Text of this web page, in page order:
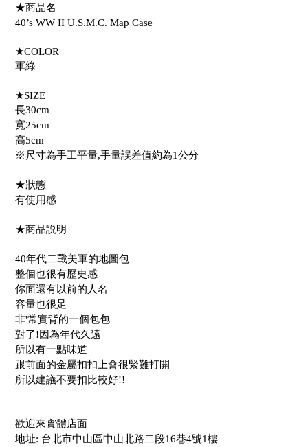
★商品名
40’s WW II U.S.M.C. Map Case
★COLOR
軍綠
★SIZE
長30cm
寬25cm
高5cm
※尺寸為手工平量,手量誤差值約為1公分
★狀態
有使用感
★商品説明
40年代二戰美軍的地圖包
整個也很有歷史感
你面還有以前的人名
容量也很足
非'常實背的一個包包
對了!因為年代久遠
所以有一點味道
跟前面的金屬扣扣上會很緊難打開
所以建議不要扣比較好!!
歡迎來實體店面
地址: 台北市中山區中山北路二段16巷4號1樓